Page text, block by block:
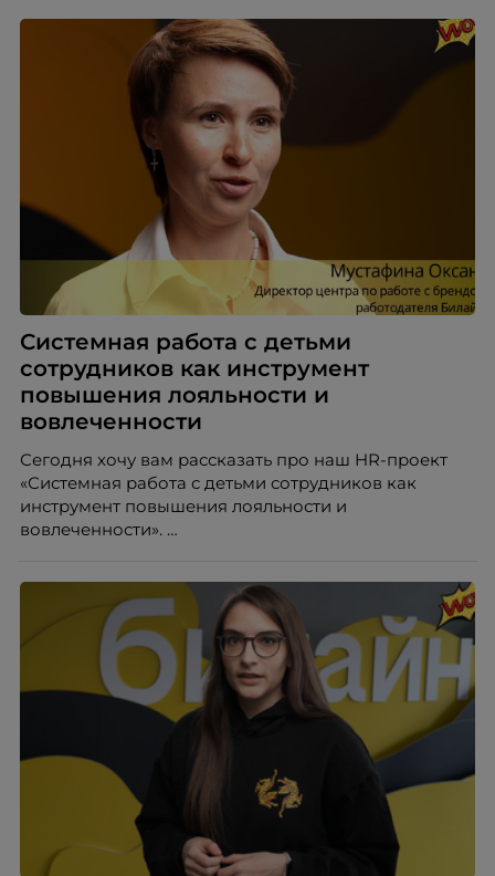
Системная работа с детьми
сотрудников как инструмент
повышения лояльности и
вовлеченности
Сегодня хочу вам рассказать про наш HR-проект
«Системная работа с детьми сотрудников как
инструмент повышения лояльности и
вовлеченности».